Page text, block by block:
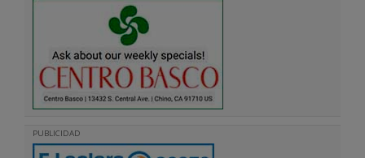
PUBLICIDAD